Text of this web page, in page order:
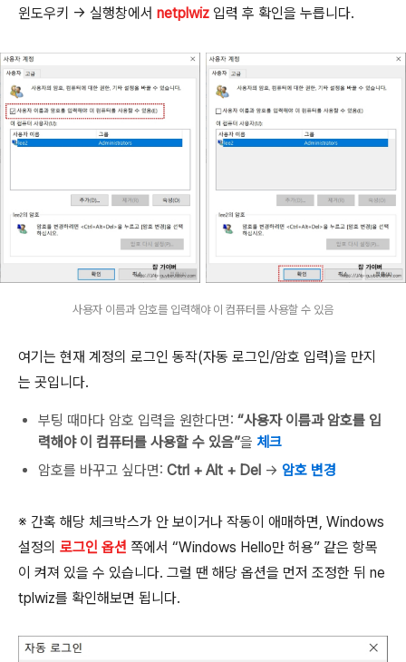
윈도우키 → 실행창에서 netplwiz 입력 후 확인을 누릅니다.
사용자 이름과 암호를 입력해야 이 컴퓨터를 사용할 수 있음
여기는 현재 계정의 로그인 동작(자동 로그인/암호 입력)을 만지
는 곳입니다.
부팅 때마다 암호 입력을 원한다면: “사용자 이름과 암호를 입
력해야 이 컴퓨터를 사용할 수 있음”을 체크
암호를 바꾸고 싶다면: Ctrl + Alt + Del → 암호 변경
※ 간혹 해당 체크박스가 안 보이거나 작동이 애매하면, Windows
설정의 로그인 옵션 쪽에서 “Windows Hello만 허용” 같은 항목
이 켜져 있을 수 있습니다. 그럴 땐 해당 옵션을 먼저 조정한 뒤 ne
tplwiz를 확인해보면 됩니다.